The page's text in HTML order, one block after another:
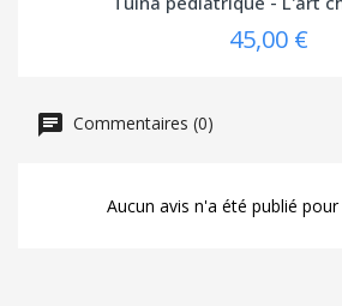
45,00 €
Commentaires (0)
Aucun avis n'a été publié